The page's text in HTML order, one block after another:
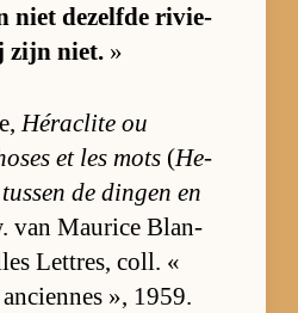
niet de­zelfde ri­vie­
zijn niet. »
Hé­ra­clite ou
et les mots (He­
de din­gen en
van Maurice Blan­
Let­tres, coll. «
», 1959.